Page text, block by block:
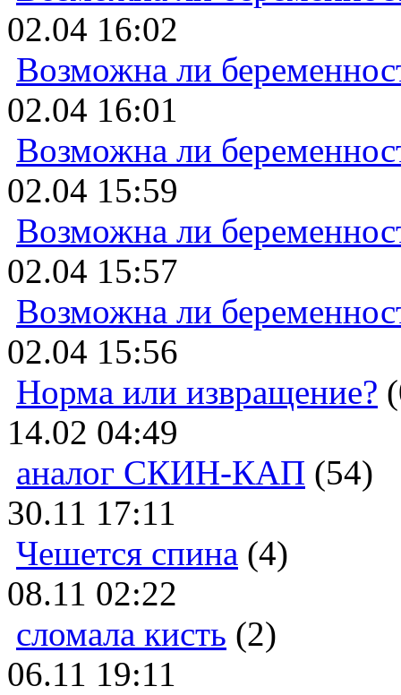
02.04 16:02
Возможна ли
02.04 16:01
Возможна ли
02.04 15:59
Возможна ли
02.04 15:57
Возможна ли
02.04 15:56
Норма или извращение?
14.02 04:49
аналог СКИН-КАП (54)
30.11 17:11
Чешется спина (4)
08.11 02:22
сломала кисть (2)
06.11 19:11